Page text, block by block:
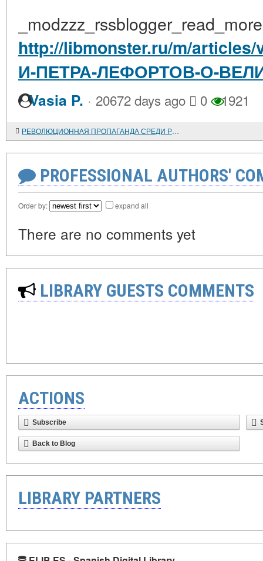
_modzzz_rssblogger_read_more
http://libmonster.ru/m/
И-ПЕТРА-ЛЕФОРТОВ-О-
Vasia P. · 20672 days ago 0 1921
РЕВОЛЮЦИОННАЯ ПРОПАГАНДА СРЕДИ РУССКИХ ВОЕННОПЛЕННЫХ В ЯПОНИИ (1905-1906 гг.)
PROFESSIONAL AUTHORS'
Order by: expand all
There are no comments yet
LIBRARY GUESTS COMMENTS
ACTIONS
Subscribe
Back to Blog
LIBRARY PARTNERS